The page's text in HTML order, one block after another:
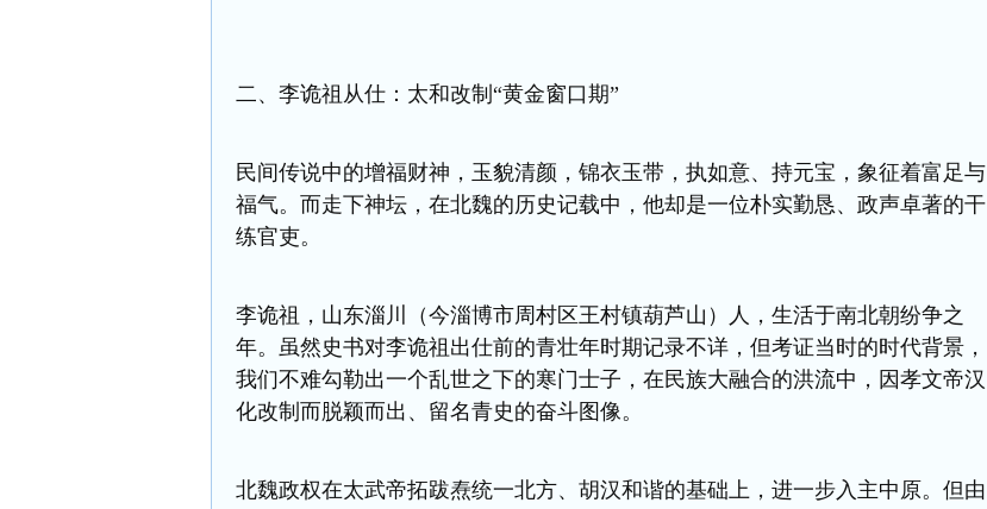
二、李诡祖从仕： 太和改制 “黄金窗口期”
民间传说中的增福财神，玉貌清颜，锦衣玉带，执如意、持元宝，象征着富足与
福气。而走下神坛，在北魏的历史记载中，他却是一位朴实勤恳、政声卓著的干
练官吏。
李诡祖，山东淄川（今淄博市周村区王村镇葫芦山）人，生活于南北朝纷争之
年。虽然史书对李诡祖出仕前的青壮年时期记录不详，但考证当时的时代背景，
我们不难勾勒出一个乱世之下的寒门士子，在民族大融合的洪流中，因孝文帝汉
化改制而脱颖而出、留名青史的奋斗图像。
北魏政权在太武帝拓跋焘统一北方、胡汉和谐的基础上，进一步入主中原。但由